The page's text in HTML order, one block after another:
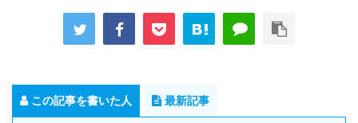
この記事を書いた人 最新記事